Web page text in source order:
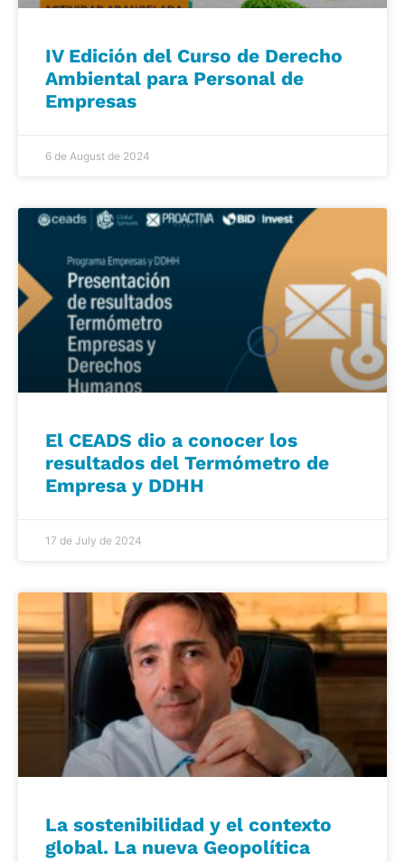
IV Edición del Curso de Derecho
Ambiental para Personal de
Empresas
6 de August de 2024
El CEADS dio a conocer los
resultados del Termómetro de
Empresa y DDHH
17 de July de 2024
La sostenibilidad y el contexto
global. La nueva Geopolítica